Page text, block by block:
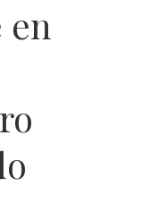
en